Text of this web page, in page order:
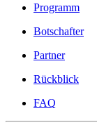
Programm
Botschafter
Partner
Rückblick
FAQ